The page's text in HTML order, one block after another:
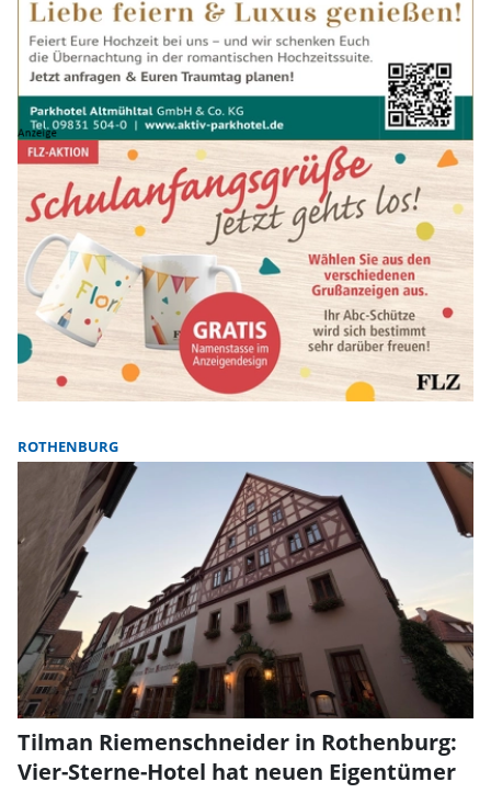
ROTHENBURG
Tilman Riemenschneider in Rothenburg:
Vier-Sterne-Hotel hat neuen Eigentümer